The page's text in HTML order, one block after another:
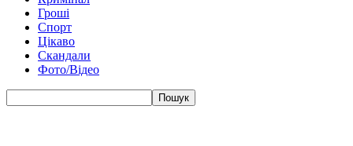
Гроші
Спорт
Цікаво
Скандали
Фото/Відео